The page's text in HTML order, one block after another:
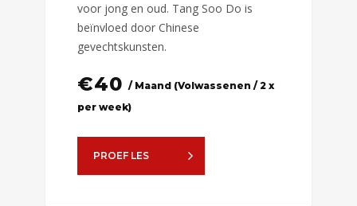
voor jong en oud. Tang Soo Do is
beïnvloed door Chinese
gevechtskunsten.
€40 / Maand (Volwassenen / 2 x
per week)
PROEF LES